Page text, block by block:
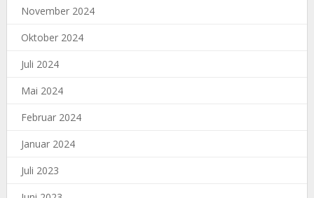
November 2024
Oktober 2024
Juli 2024
Mai 2024
Februar 2024
Januar 2024
Juli 2023